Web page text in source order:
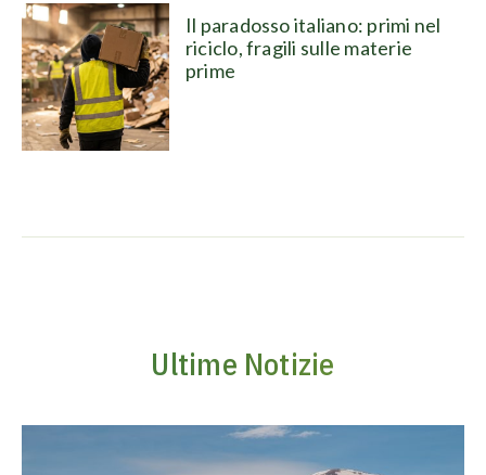
Il paradosso italiano: primi nel
riciclo, fragili sulle materie
prime
Ultime Notizie